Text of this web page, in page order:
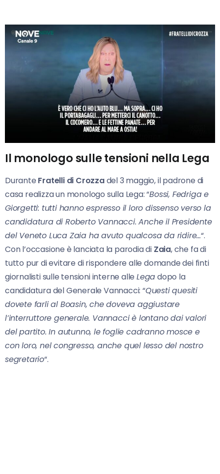
Il monologo sulle tensioni nella Lega
Durante Fratelli di Crozzadel 3 maggio, il padrone di
casa realizza un monologo sulla Lega: “Bossi, Fedriga e
Giorgetti: tutti hanno espresso il loro dissenso verso la
candidatura di Roberto Vannacci. Anche il Presidente
del Veneto Luca Zaia ha avuto qualcosa da ridire…“.
Con l’occasione è lanciata la parodia di Zaia, che fa di
tutto pur di evitare di rispondere alle domande dei finti
giornalisti sulle tensioni interne alleLegadopo la
candidatura del Generale Vannacci: “Questi quesiti
dovete farli al Boasin, che doveva aggiustare
l’interruttore generale. Vannacci è lontano dai valori
del partito. In autunno, le foglie cadranno mosce e
con loro, nel congresso, anche quel lesso del nostro
segretario“.